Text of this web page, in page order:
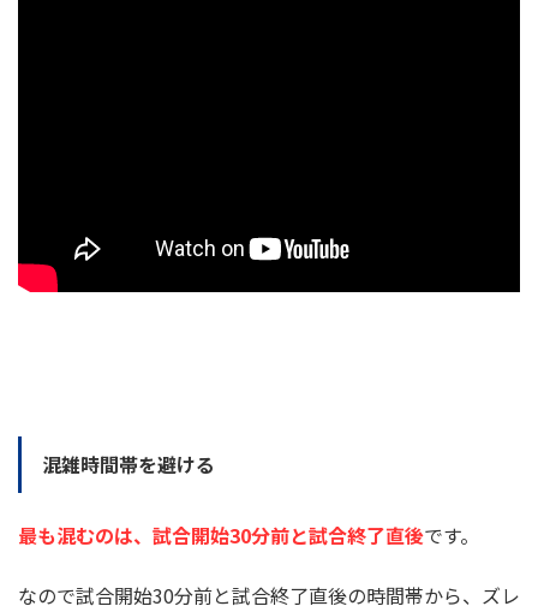
混雑時間帯を避ける
最も混むのは、試合開始30分前と試合終了直後です。
なので試合開始30分前と試合終了直後の時間帯から、ズレ